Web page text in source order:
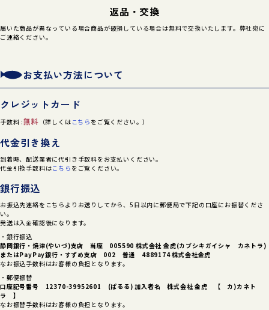
返品・交換
届いた商品が異なっている場合商品が破損している場合は無料で交換いたします。弊社宛に
ご連絡ください。
お支払い方法について
クレジットカード
手数料 :無料 （詳しくは こちら をご覧ください。）
代金引き換え
到着時、配送業者に代引き手数料をお支払いください。
代金引換手数料はこちら をご覧ください。
銀行振込
お振込先連絡をこちらよりお送りしてから、5日以内に郵便局で下記の口座にお振替くださ
い。
発送は入金確認後になります。
・銀行振込
静岡銀行・焼津(やいづ)支店 当座 005590 株式会社 金虎(カブシキガイシャ カネトラ)
またはPayPay銀行・すずめ支店 002 普通 4889174 株式会社金虎
なお振込手数料はお客様の負担となります。
・郵便振替
口座記号番号 12370-39952601 (ぱるる) 加入者名 株式会社 金虎 【 カ)カネト
ラ 】
なお振替手数料はお客様の負担となります。